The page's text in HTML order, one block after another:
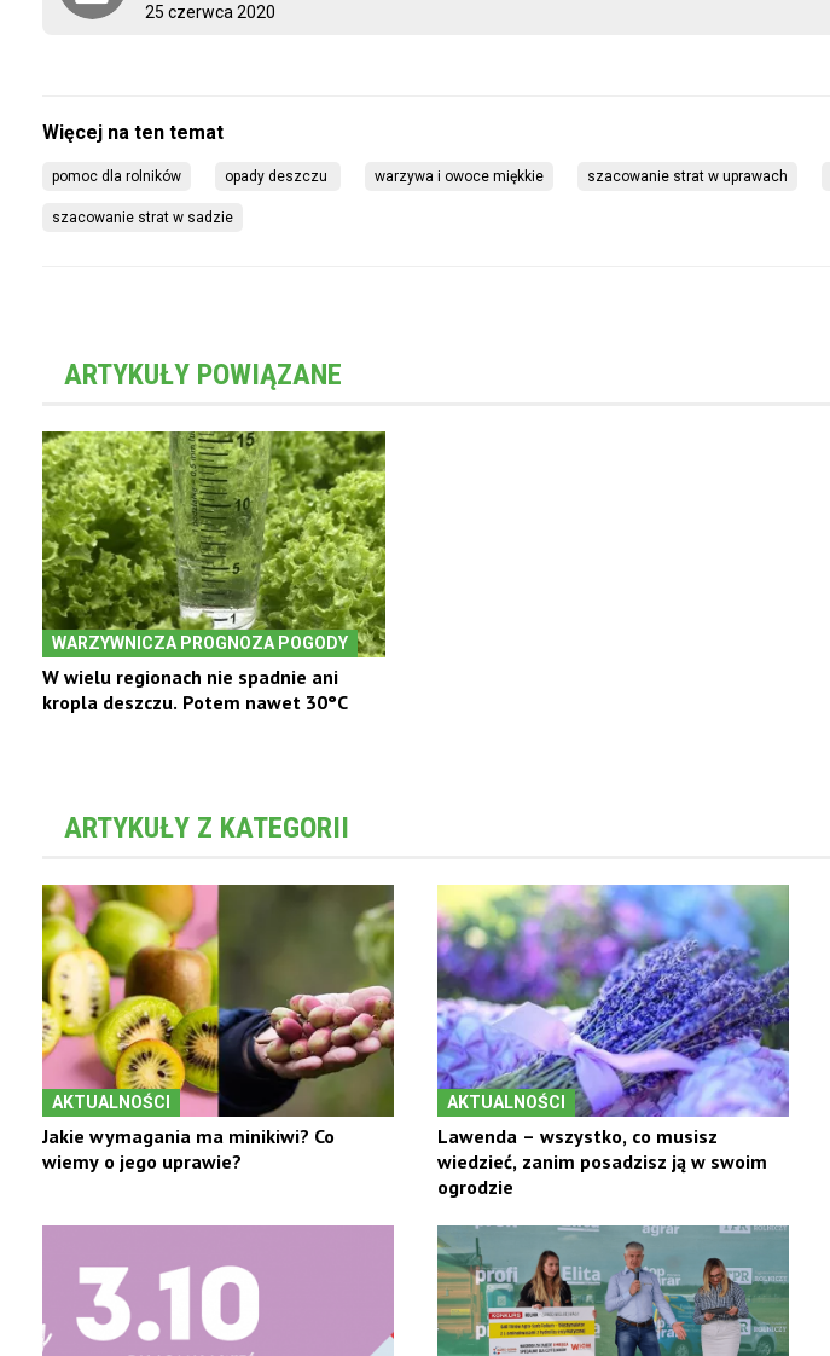
25 czerwca 2020
pomoc dla rolników opady deszczu warzywa i owoce miękkie szacowanie strat w uprawach
szacowanie strat w sadzie
ARTYKUŁY POWIĄZANE
WARZYWNICZA PROGNOZA POGODY
W wielu regionach nie spadnie ani
kropla deszczu. Potem nawet 30°C
ARTYKUŁY Z KATEGORII
AKTUALNOŚCI
Jakie wymagania ma minikiwi? Co
wiemy o jego uprawie?
AKTUALNOŚCI
Lawenda – wszystko, co musisz
wiedzieć, zanim posadzisz ją w swoim
ogrodzie